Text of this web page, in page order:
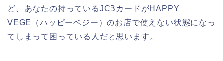
ど、あなたの持っているJCBカードがHAPPY
VEGE（ハッピーベジー）のお店で使えない状態になっ
てしまって困っている人だと思います。